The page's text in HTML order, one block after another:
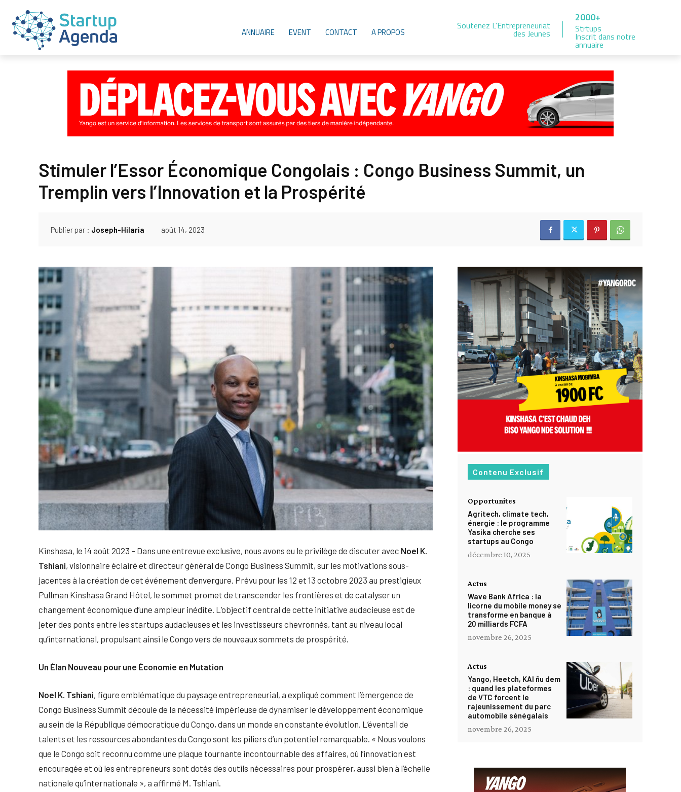
ANNUAIRE EVENT CONTACT A PROPOS
Soutenez L'Entrepreneuriat
des Jeunes
2000+
Strtups
Inscrit dans notre
annuaire
Stimuler l’Essor Économique Congolais : Congo Business Summit, un
Tremplin vers l’Innovation et la Prospérité
Publier par : Joseph-Hilaria août 14, 2023
Kinshasa, le 14 août 2023 – Dans une entrevue exclusive, nous avons eu le privilège de discuter avec Noel K.
Tshiani, visionnaire éclairé et directeur général de Congo Business Summit, sur les motivations sous-
jacentes à la création de cet événement d’envergure. Prévu pour les 12 et 13 octobre 2023 au prestigieux
Pullman Kinshasa Grand Hôtel, le sommet promet de transcender les frontières et de catalyser un
changement économique d’une ampleur inédite. L’objectif central de cette initiative audacieuse est de
jeter des ponts entre les startups audacieuses et les investisseurs chevronnés, tant au niveau local
qu’international, propulsant ainsi le Congo vers de nouveaux sommets de prospérité.
Un Élan Nouveau pour une Économie en Mutation
Noel K. Tshiani, figure emblématique du paysage entrepreneurial, a expliqué comment l’émergence de
Congo Business Summit découle de la nécessité impérieuse de dynamiser le développement économique
au sein de la République démocratique du Congo, dans un monde en constante évolution. L’éventail de
talents et les ressources abondantes du Congo sont les piliers d’un potentiel remarquable. « Nous voulons
que le Congo soit reconnu comme une plaque tournante incontournable des affaires, où l’innovation est
encouragée et où les entrepreneurs sont dotés des outils nécessaires pour prospérer, aussi bien à l’échelle
nationale qu’internationale », a affirmé M. Tshiani.
Contenu Exclusif
Opportunites
Agritech, climate tech,
énergie : le programme
Yasika cherche ses
startups au Congo
décembre 10, 2025
Actus
Wave Bank Africa : la
licorne du mobile money se
transforme en banque à
20 milliards FCFA
novembre 26, 2025
Actus
Yango, Heetch, KAI ñu dem
: quand les plateformes
de VTC forcent le
rajeunissement du parc
automobile sénégalais
novembre 26, 2025